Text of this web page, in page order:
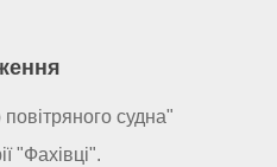
судна"
"Фахівці".